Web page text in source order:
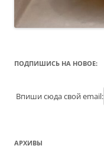
ПОДПИШИСЬ НА НОВОЕ:
Впиши сюда свой email:
АРХИВЫ